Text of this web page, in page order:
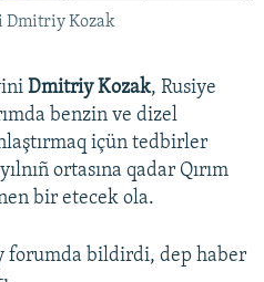
Dmitriy Kozak
Dmitriy Kozak, Rusiye
benzin ve dizel
içün tedbirler
ortasına qadar Qırım
bir etecek ola.
forumda bildirdi, dep haber